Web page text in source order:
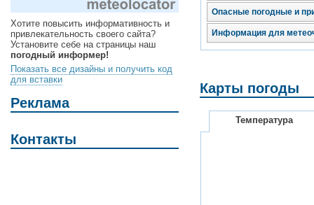
Хотите повысить информативность и
привлекательность своего сайта?
Установите себе на страницы наш
погодный информер!
Показать все дизайны и получить код
для вставки
Реклама
Контакты
Опасные погодные и
Информация для
Карты погоды
Температура